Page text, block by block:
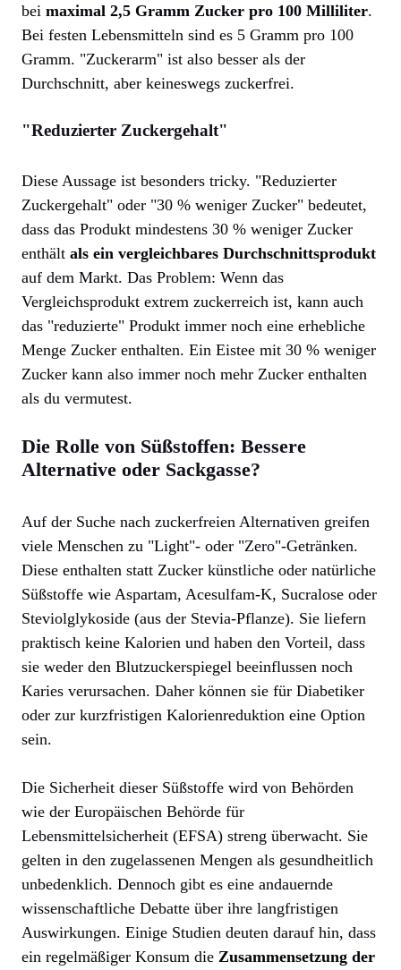
bei maximal 2,5 Gramm Zucker pro 100 Milliliter.
Bei festen Lebensmitteln sind es 5 Gramm pro 100
Gramm. "Zuckerarm" ist also besser als der
Durchschnitt, aber keineswegs zuckerfrei.
"Reduzierter Zuckergehalt"
Diese Aussage ist besonders tricky. "Reduzierter
Zuckergehalt" oder "30 % weniger Zucker" bedeutet,
dass das Produkt mindestens 30 % weniger Zucker
enthält als ein vergleichbares Durchschnittsprodukt
auf dem Markt. Das Problem: Wenn das
Vergleichsprodukt extrem zuckerreich ist, kann auch
das "reduzierte" Produkt immer noch eine erhebliche
Menge Zucker enthalten. Ein Eistee mit 30 % weniger
Zucker kann also immer noch mehr Zucker enthalten
als du vermutest.
Die Rolle von Süßstoffen: Bessere
Alternative oder Sackgasse?
Auf der Suche nach zuckerfreien Alternativen greifen
viele Menschen zu "Light"- oder "Zero"-Getränken.
Diese enthalten statt Zucker künstliche oder natürliche
Süßstoffe wie Aspartam, Acesulfam-K, Sucralose oder
Steviolglykoside (aus der Stevia-Pflanze). Sie liefern
praktisch keine Kalorien und haben den Vorteil, dass
sie weder den Blutzuckerspiegel beeinflussen noch
Karies verursachen. Daher können sie für Diabetiker
oder zur kurzfristigen Kalorienreduktion eine Option
sein.
Die Sicherheit dieser Süßstoffe wird von Behörden
wie der Europäischen Behörde für
Lebensmittelsicherheit (EFSA) streng überwacht. Sie
gelten in den zugelassenen Mengen als gesundheitlich
unbedenklich. Dennoch gibt es eine andauernde
wissenschaftliche Debatte über ihre langfristigen
Auswirkungen. Einige Studien deuten darauf hin, dass
ein regelmäßiger Konsum die Zusammensetzung der